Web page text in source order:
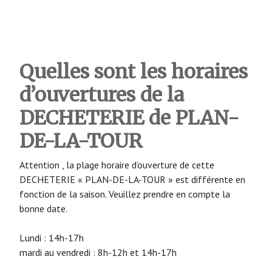
Quelles sont les horaires
d’ouvertures de la
DECHETERIE de PLAN-
DE-LA-TOUR
Attention , la plage horaire d’ouverture de cette
DECHETERIE « PLAN-DE-LA-TOUR » est différente en
fonction de la saison. Veuillez prendre en compte la
bonne date.
Lundi : 14h-17h
mardi au vendredi : 8h-12h et 14h-17h